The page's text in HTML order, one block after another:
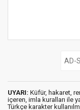
UYARI: Küfür, hakaret,
içeren, imla kuralları ile
Türkçe karakter